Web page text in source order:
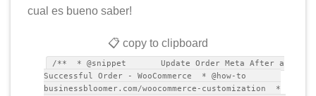
cual es bueno saber!
📋 copy to clipboard
/** * @snippet Update Order Meta After a
Successful Order - WooCommerce * @how-to
businessbloomer.com/woocommerce-customization *